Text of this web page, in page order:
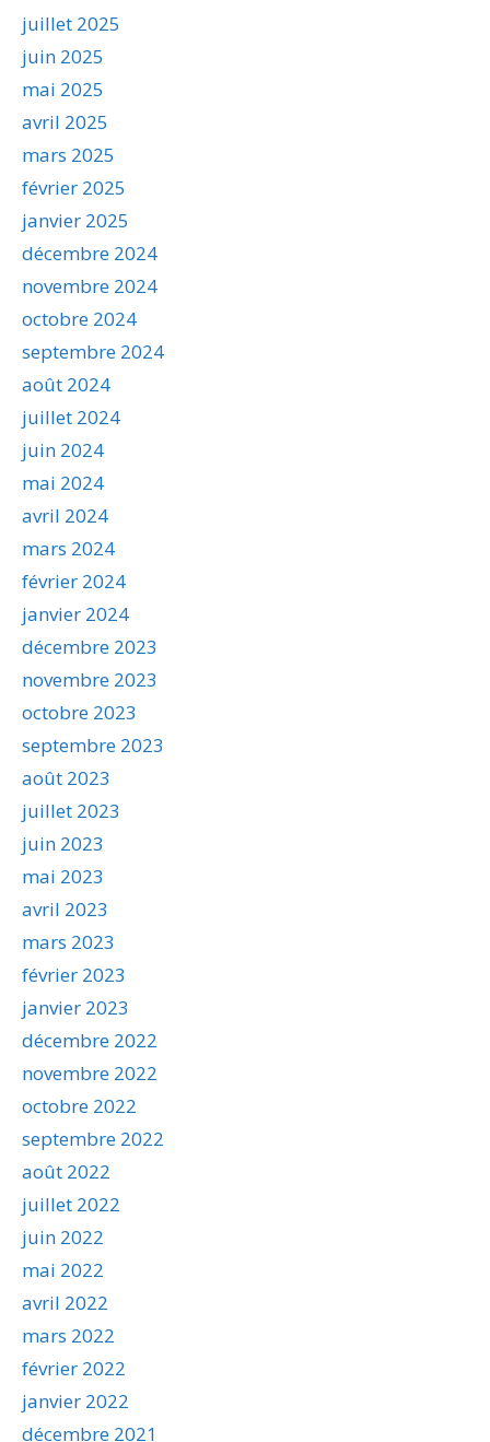
juillet 2025
juin 2025
mai 2025
avril 2025
mars 2025
février 2025
janvier 2025
décembre 2024
novembre 2024
octobre 2024
septembre 2024
août 2024
juillet 2024
juin 2024
mai 2024
avril 2024
mars 2024
février 2024
janvier 2024
décembre 2023
novembre 2023
octobre 2023
septembre 2023
août 2023
juillet 2023
juin 2023
mai 2023
avril 2023
mars 2023
février 2023
janvier 2023
décembre 2022
novembre 2022
octobre 2022
septembre 2022
août 2022
juillet 2022
juin 2022
mai 2022
avril 2022
mars 2022
février 2022
janvier 2022
décembre 2021